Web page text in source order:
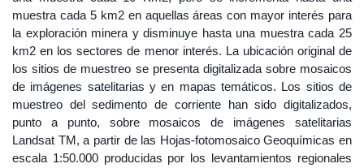
muestra cada 5 km2 en aquellas áreas con mayor interés para
la exploración minera y disminuye hasta una muestra cada 25
km2 en los sectores de menor interés. La ubicación original de
los sitios de muestreo se presenta digitalizada sobre mosaicos
de imágenes satelitarias y en mapas temáticos. Los sitios de
muestreo del sedimento de corriente han sido digitalizados,
punto a punto, sobre mosaicos de imágenes satelitarias
Landsat TM, a partir de las Hojas-fotomosaico Geoquímicas en
escala 1:50.000 producidas por los levantamientos regionales